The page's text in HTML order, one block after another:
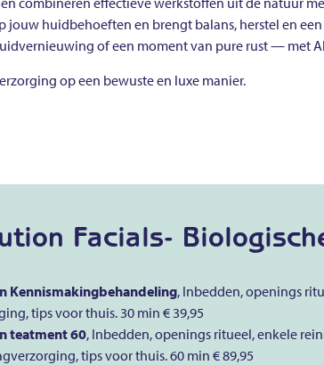
jouw huidbehoeften en brengt balans, herstel en
of een moment van pure rust — met
op een bewuste en luxe manier.
Facials-
Kennismakingbehandeling, Inbedden, openings
tips voor thuis. 30 min € 39,95
teatment 60, Inbedden, openings ritueel, enkele
tips voor thuis. 60 min € 89,95